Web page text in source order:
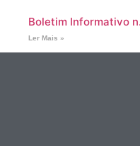
Boletim Informativo
Ler Mais »